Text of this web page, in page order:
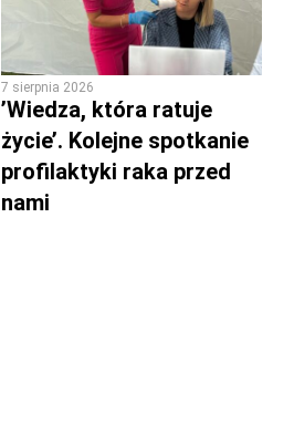
7 sierpnia 2026
’Wiedza, która ratuje
życie’. Kolejne spotkanie
profilaktyki raka przed
nami